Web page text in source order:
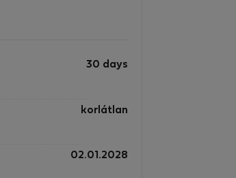
30 days
korlátlan
02.01.2028